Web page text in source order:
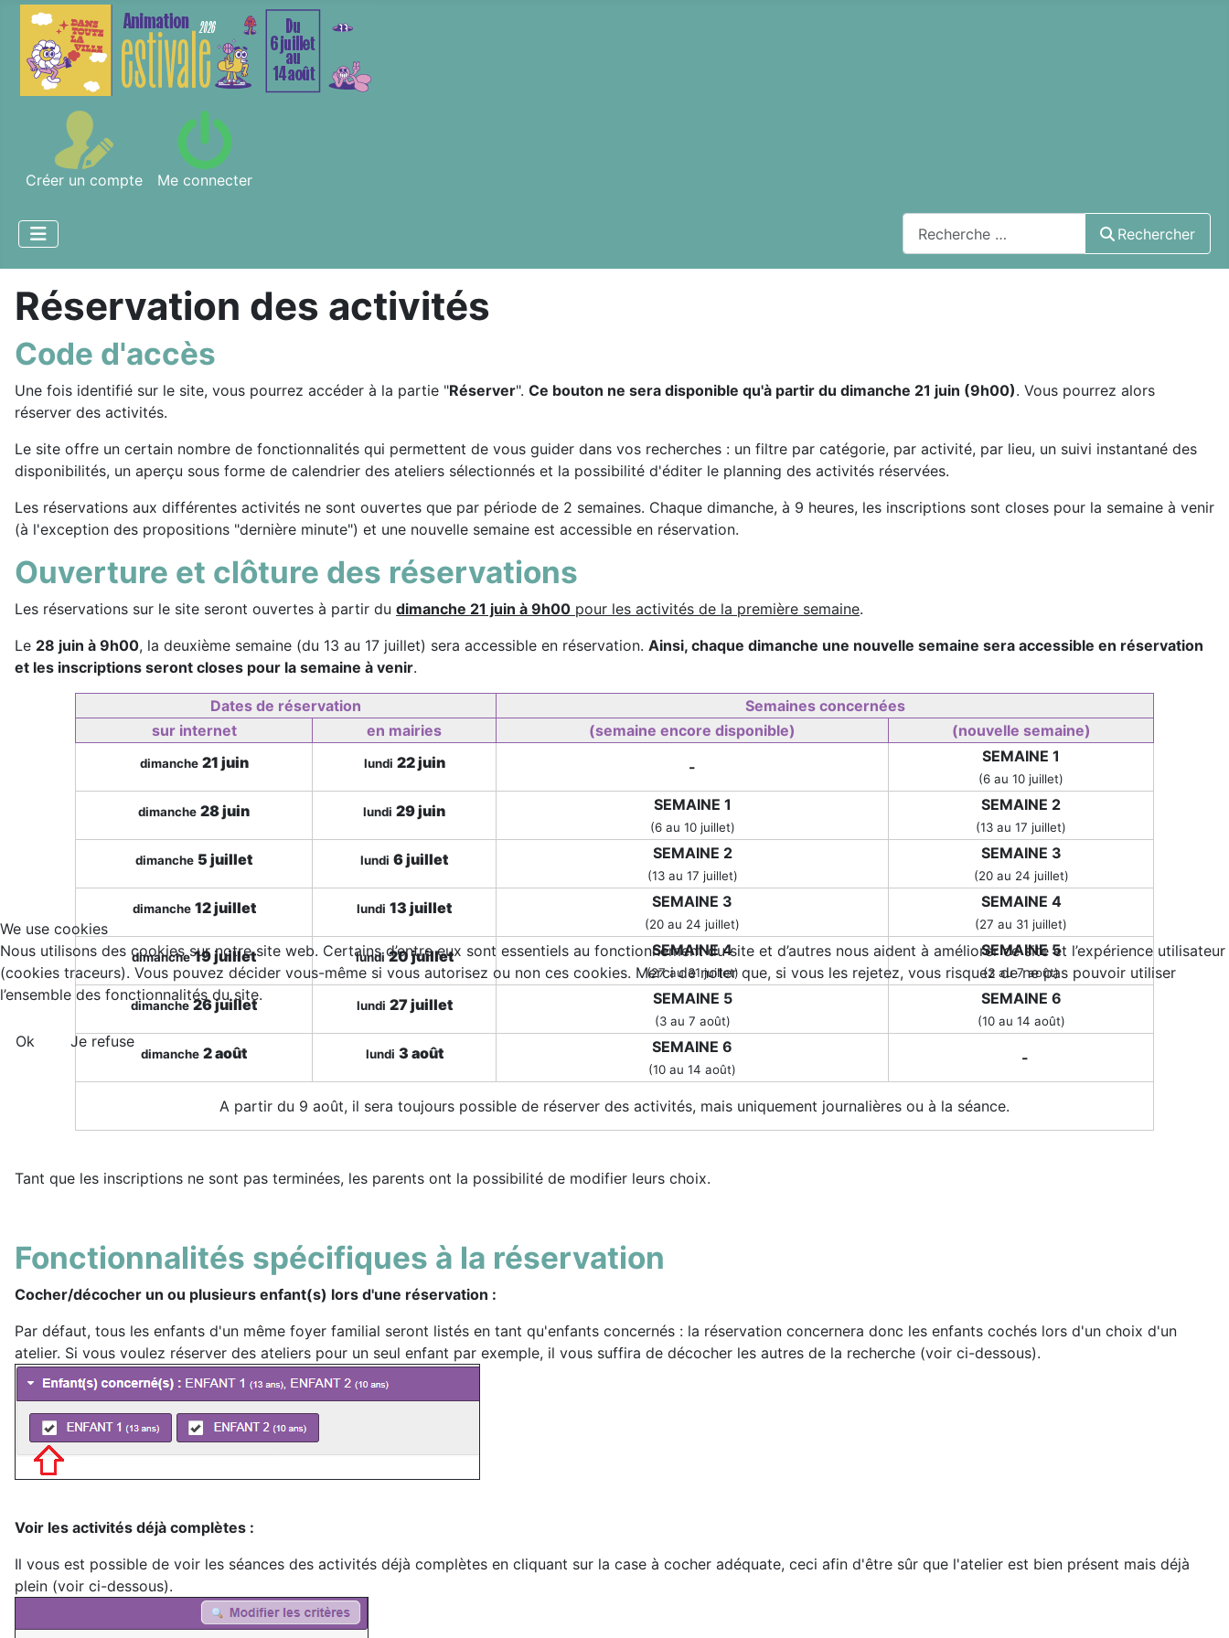
Créer un compte Me connecter
Rechercher
Réservation des activités
Code d'accès
Une fois identifié sur le site, vous pourrez accéder à la partie "Réserver". Ce bouton ne sera disponible qu'à partir du dimanche 21 juin (9h00). Vous pourrez alors
réserver des activités.
Le site offre un certain nombre de fonctionnalités qui permettent de vous guider dans vos recherches : un filtre par catégorie, par activité, par lieu, un suivi instantané des
disponibilités, un aperçu sous forme de calendrier des ateliers sélectionnés et la possibilité d'éditer le planning des activités réservées.
Les réservations aux différentes activités ne sont ouvertes que par période de 2 semaines. Chaque dimanche, à 9 heures, les inscriptions sont closes pour la semaine à venir
(à l'exception des propositions "dernière minute") et une nouvelle semaine est accessible en réservation.
Ouverture et clôture des réservations
Les réservations sur le site seront ouvertes à partir du dimanche 21 juin à 9h00 pour les activités de la première semaine.
Le 28 juin à 9h00, la deuxième semaine (du 13 au 17 juillet) sera accessible en réservation. Ainsi, chaque dimanche une nouvelle semaine sera accessible en réservation
et les inscriptions seront closes pour la semaine à venir.
Dates de réservation
Semaines concernées
sur internet
en mairies (semaine encore disponible) (nouvelle semaine)
dimanche 21 juin lundi 22 juin -
SEMAINE 1
(6 au 10 juillet)
dimanche 28 juin lundi 29 juin SEMAINE 1
(6 au 10 juillet)
SEMAINE 2
(13 au 17 juillet)
dimanche 5 juillet lundi 6 juillet SEMAINE 2
(13 au 17 juillet)
SEMAINE 3
(20 au 24 juillet)
dimanche 12 juillet lundi 13 juillet SEMAINE 3
(20 au 24 juillet)
SEMAINE 4
(27 au 31 juillet)
dimanche 19 juillet lundi 20 juillet SEMAINE 4
(27 au 31 juillet)
SEMAINE 5
(3 au 7 août)
dimanche 26 juillet lundi 27 juillet SEMAINE 5
(3 au 7 août)
SEMAINE 6
(10 au 14 août)
dimanche 2 août lundi 3 août SEMAINE 6
(10 au 14 août)
-
A partir du 9 août, il sera toujours possible de réserver des activités, mais uniquement journalières ou à la séance.
Tant que les inscriptions ne sont pas terminées, les parents ont la possibilité de modifier leurs choix.
Fonctionnalités spécifiques à la réservation
Cocher/décocher un ou plusieurs enfant(s) lors d'une réservation :
Par défaut, tous les enfants d'un même foyer familial seront listés en tant qu'enfants concernés : la réservation concernera donc les enfants cochés lors d'un choix d'un
atelier. Si vous voulez réserver des ateliers pour un seul enfant par exemple, il vous suffira de décocher les autres de la recherche (voir ci-dessous).
Voir les activités déjà complètes :
Il vous est possible de voir les séances des activités déjà complètes en cliquant sur la case à cocher adéquate, ceci afin d'être sûr que l'atelier est bien présent mais déjà
plein (voir ci-dessous).
We use cookies
Nous utilisons des cookies sur notre site web. Certains d’entre eux sont essentiels au fonctionnement du site et d’autres nous aident à améliorer ce site et l’expérience utilisateur
(cookies traceurs). Vous pouvez décider vous-même si vous autorisez ou non ces cookies. Merci de noter que, si vous les rejetez, vous risquez de ne pas pouvoir utiliser
l’ensemble des fonctionnalités du site.
Ok Je refuse